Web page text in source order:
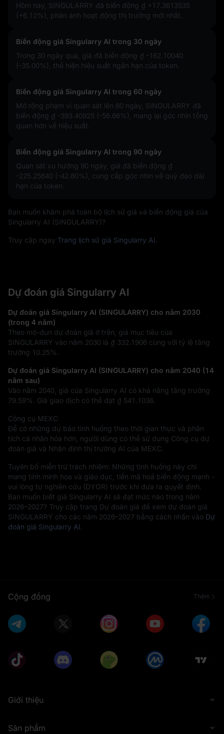
Hôm nay, SINGULARRY đã biến động ₫ +17.3613535
(+6.12%)
, phản ánh hoạt động thị trường mới nhất.
Biến động giá Singularry AI trong 30 ngày
Trong 30 ngày qua, giá đã biến động ₫ -162.10040
(-35.00%) , thể hiện hiệu suất ngắn hạn của token.
Biến động giá Singularry AI trong 60 ngày
Mở rộng phạm vi quan sát lên 60 ngày, SINGULARRY đã
biến động ₫ -393.40925 (-56.66%)
, mang lại góc nhìn tổng
quan hơn về hiệu suất.
Biến động giá Singularry AI trong 90 ngày
Quan sát xu hướng 90 ngày, giá đã biến động ₫
-225.25640 (-42.80%)
, cung cấp góc nhìn về quỹ đạo dài
hạn của token.
Bạn muốn khám phá toàn bộ lịch sử giá và biến động giá của
Singularry AI (SINGULARRY)?
Truy cập ngay Trang lịch sử giá Singularry AI
Dự đoán giá Singularry AI
Dự đoán giá Singularry AI (SINGULARRY) cho năm 2030
(trong 4 năm)
Theo mô-đun dự đoán giá ở trên, giá mục tiêu của
SINGULARRY vào năm 2030 là ₫ 332.1906 cùng với tỷ lệ tăng
trưởng 10.25%
Dự đoán giá Singularry AI (SINGULARRY) cho năm 2040 (14
năm sau)
Vào năm 2040, giá của Singularry AI có khả năng tăng trưởng
79.59%
. Giá giao dịch có thể đạt ₫ 541.1036
Công cụ MEXC
Để có những dự báo tình huống theo thời gian thực và phân
tích cá nhân hóa hơn, người dùng có thể sử dụng Công cụ dự
đoán giá và Nhận định thị trường AI của MEXC.
Tuyên bố miễn trừ trách nhiệm: Những tình huống này chỉ
mang tính minh họa và giáo dục, tiền mã hoá biến động mạnh -
vui lòng tự nghiên cứu (DYOR) trước khi đưa ra quyết định.
Bạn muốn biết giá Singularry AI sẽ đạt mức nào trong năm
2026–2027? Truy cập trang Dự đoán giá để xem dự đoán giá
SINGULARRY cho các năm 2026–2027 bằng cách nhấn vào Dự
đoán giá Singularry AI
Cộng đồng Thêm
Giới thiệu
Sản phẩm